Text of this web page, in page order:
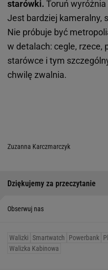
starówki. Toruń
Jest bardziej kameralny,
Nie próbuje być
w detalach: cegle, rzece,
starówce i tym
chwilę zwalnia.
Zuzanna Karczmarczyk
Dziękujemy za przeczytanie
Obserwuj nas
Walizki Smartwatch Powerbank
Walizka Kabinowa